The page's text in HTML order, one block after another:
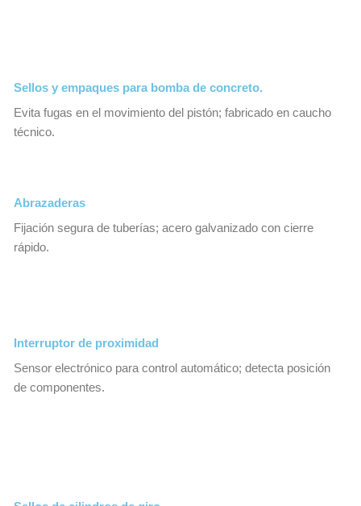
Sellos y empaques para bomba de concreto.
Evita fugas en el movimiento del pistón; fabricado en caucho
técnico.
Abrazaderas
Fijación segura de tuberías; acero galvanizado con cierre
rápido.
Interruptor de proximidad
Sensor electrónico para control automático; detecta posición
de componentes.